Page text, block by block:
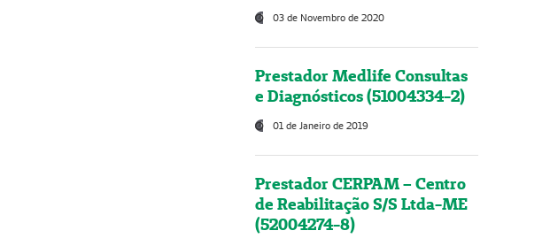
03 de Novembro de 2020
Prestador Medlife Consultas
e Diagnósticos (51004334-2)
01 de Janeiro de 2019
Prestador CERPAM – Centro
de Reabilitação S/S Ltda-ME
(52004274-8)